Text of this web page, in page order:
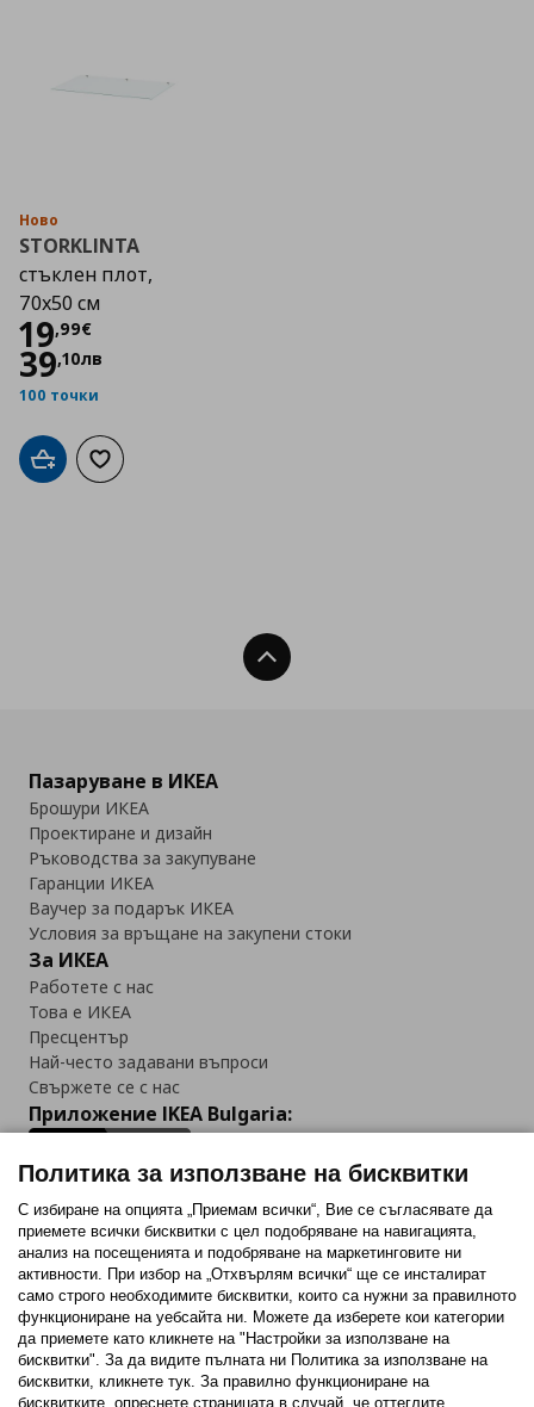
Ново
STORKLINTA
стъклен плот,
70x50 см
19,99€
Цена
39,10лв
100 точки
Добави в кошницата
Добави към списъка с любими
Нагоре
Пазаруване в ИКЕА
Брошури ИКЕА
Проектиране и дизайн
Ръководства за закупуване
Гаранции ИКЕА
Ваучер за подарък ИКЕА
Условия за връщане на закупени стоки
За ИКЕА
Работете с нас
Това е ИКЕА
Пресцентър
Най-често задавани въпроси
Свържете се с нас
Приложение IKEA Bulgaria:
Последвайте ни:
FacebookTwitterYoutubePinterestInstagram
Политика за използване на бисквитки
С избиране на опцията „Приемам всички“, Вие се съгласявате да
приемете всички бисквитки с цел подобряване на навигацията,
анализ на посещенията и подобряване на маркетинговите ни
активности. При избор на „Отхвърлям всички“ ще се инсталират
само строго необходимитe бисквитки, които са нужни за правилното
функциониране на уебсайта ни. Можете да изберете кои категории
да приемете като кликнете на "Настройки за използване на
бисквитки". За да видите пълната ни Политика за използване на
бисквитки, кликнете тук. За правилно функциониране на
бисквитките, опреснете страницата в случай, че оттеглите